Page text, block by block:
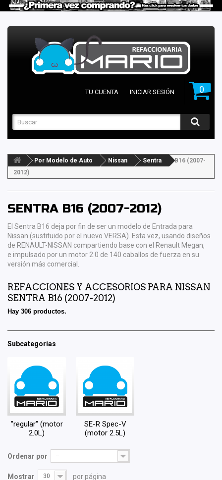
0
TU CUENTA INICIAR SESIÓN
Por Modelo de Auto Nissan Sentra
B16 (2007-
2012)
SENTRA B16 (2007-2012)
El Sentra B16 deja por fin de ser un modelo de Entrada para
Nissan (sustituido por el nuevo VERSA). Esta vez, usando diseños
de RENAULT-NISSAN compartiendo base con el Renault Megan,
e impulsado por un motor 2.0 de 140 caballos de fuerza en su
versión más comercial.
REFACCIONES Y ACCESORIOS PARA NISSAN
SENTRA B16 (2007-2012)
Hay 306 productos.
Subcategorías
"regular" (motor
2.0L)
SE-R Spec-V
(motor 2.5L)
Ordenar por --
Mostrar 30 por página